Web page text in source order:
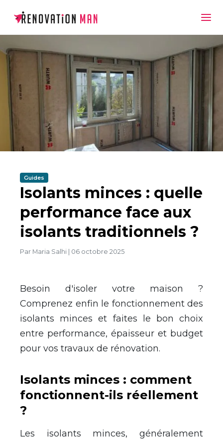
Guides
Isolants minces : quelle
performance face aux
isolants traditionnels ?
Par Maria Salhi 06 octobre 2025
Besoin d'isoler votre maison ?
Comprenez enfin le fonctionnement des
isolants minces et faites le bon choix
entre performance, épaisseur et budget
pour vos travaux de rénovation.
Isolants minces : comment
fonctionnent-ils réellement
?
Les isolants minces, généralement